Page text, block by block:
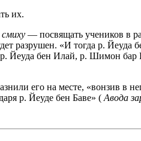
их.
смиху — посвящать учеников в
разрушен. «И тогда р.
Йеуда бен Илай, р. Шимон
его на месте, «вонзив в
р. Йеуде бен Баве» ( Авода